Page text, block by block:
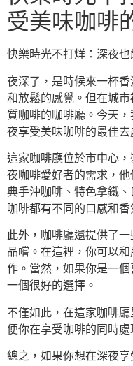
受美味咖啡
快樂時光不打烊：深夜
夜深了，是時候來一杯
和放鬆的感覺。但在城
質咖啡的咖啡廳。今天
夜享受美味咖啡的最佳去
這家咖啡廳位於市中心
夜咖啡愛好者的需求，
典手沖咖啡、特色拿鐵
咖啡都有不同的口感和
此外，咖啡廳還提供了
品嚐。在這裡，你可以
作。當然，如果你是一
一個很好的選擇。
不僅如此，在這家咖啡
便你在享受咖啡的同時處
總之，如果你想在深夜